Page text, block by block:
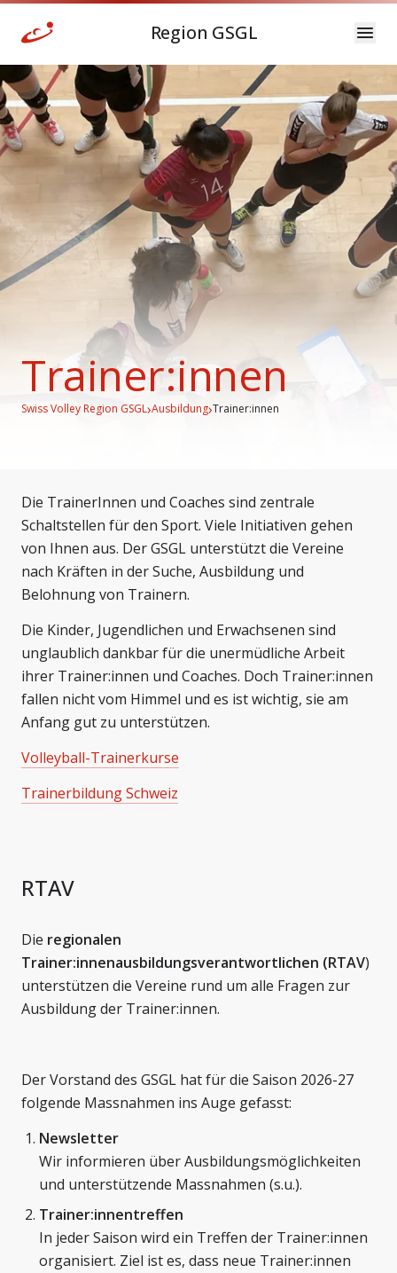
Region GSGL
Trainer:innen
Swiss Volley Region GSGL›Ausbildung›Trainer:innen
Die TrainerInnen und Coaches sind zentrale
Schaltstellen für den Sport. Viele Initiativen gehen
von Ihnen aus. Der GSGL unterstützt die Vereine
nach Kräften in der Suche, Ausbildung und
Belohnung von Trainern.
Die Kinder, Jugendlichen und Erwachsenen sind
unglaublich dankbar für die unermüdliche Arbeit
ihrer Trainer:innen und Coaches. Doch Trainer:innen
fallen nicht vom Himmel und es ist wichtig, sie am
Anfang gut zu unterstützen.
Volleyball-Trainerkurse
Trainerbildung Schweiz
RTAV
Die regionalen
Trainer:innenausbildungsverantwortlichen (RTAV)
unterstützen die Vereine rund um alle Fragen zur
Ausbildung der Trainer:innen.
Der Vorstand des GSGL hat für die Saison 2026-27
folgende Massnahmen ins Auge gefasst:
Newsletter
Wir informieren über Ausbildungsmöglichkeiten
und unterstützende Massnahmen (s.u.).
Trainer:innentreffen
In jeder Saison wird ein Treffen der Trainer:innen
organisiert. Ziel ist es, dass neue Trainer:innen